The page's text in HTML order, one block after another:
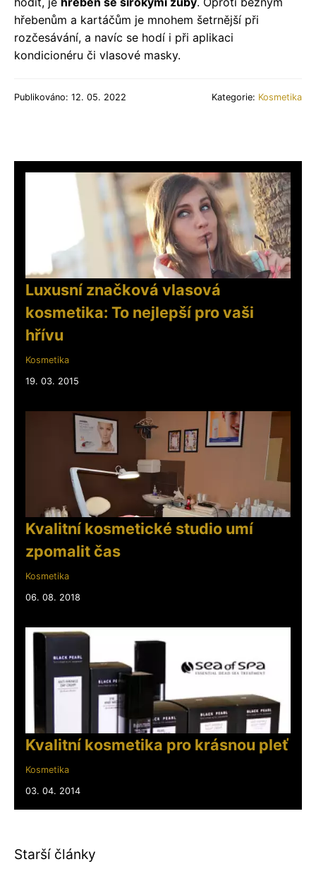
hřebenům a kartáčům je mnohem šetrnější při
rozčesávání, a navíc se hodí i při aplikaci
kondicionéru či vlasové masky.
Publikováno: 12. 05. 2022 Kategorie: Kosmetika
Luxusní značková vlasová
kosmetika: To nejlepší pro vaši
hřívu
Kosmetika
19. 03. 2015
Kvalitní kosmetické studio umí
zpomalit čas
Kosmetika
06. 08. 2018
Kvalitní kosmetika pro krásnou pleť
Kosmetika
03. 04. 2014
Starší články